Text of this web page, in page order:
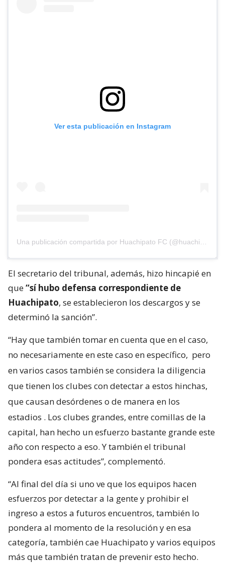
Ver esta publicación en Instagram
El secretario del tribunal, además, hizo hincapié en
que“sí hubo defensa correspondiente de
Huachipato, se establecieron los descargos y se
determinó la sanción”.
“Hay que también tomar en cuenta que en el caso,
no necesariamente en este caso en específico, pero
en varios casos también se considera la diligencia
que tienen los clubes con detectar a estos hinchas,
que causan desórdenes o de manera en los
estadios . Los clubes grandes, entre comillas de la
capital, han hecho un esfuerzo bastante grande este
año con respecto a eso. Y también el tribunal
pondera esas actitudes”, complementó.
“Al final del día si uno ve que los equipos hacen
esfuerzos por detectar a la gente y prohibir el
ingreso a estos a futuros encuentros, también lo
pondera al momento de la resolución y en esa
categoría, también cae Huachipato y varios equipos
más que también tratan de prevenir esto hecho.